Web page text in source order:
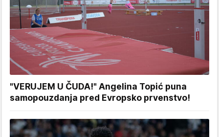
"VERUJEM U ČUDA!" Angelina Topić puna
samopouzdanja pred Evropsko prvenstvo!